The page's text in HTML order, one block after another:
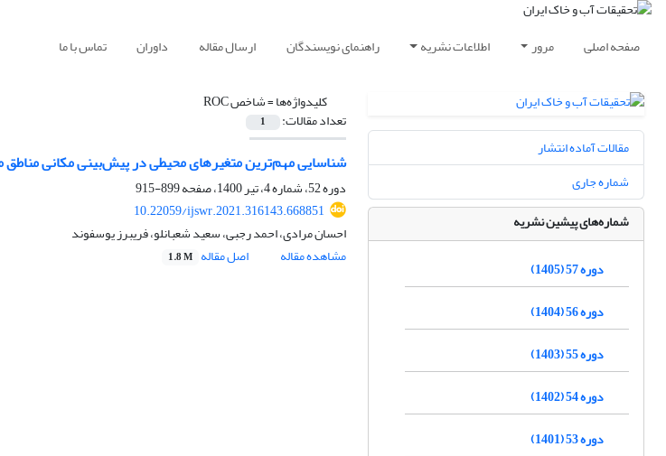
صفحه اصلی مرور اطلاعات نشریه راهنمای نویسندگان ارسال مقاله داوران تماس با ما
کلیدواژه‌ها =شاخص ROC
تعداد مقالات: 1
شناسایی مهم‌ترین متغیرهای محیطی در پیش‌بینی مکانی
دوره 52، شماره 4، تیر 1400، صفحه
899-915
10.22059/ijswr.2021.316143.668851
احسان مرادی، احمد رجبی، سعید شعبانلو، فریبرز یوسفوند
مشاهده مقاله
اصل مقاله 1.8 M
مقالات آماده انتشار
شماره جاری
شماره‌های پیشین نشریه
دوره 57 (1405)
دوره 56 (1404)
دوره 55 (1403)
دوره 54 (1402)
دوره 53 (1401)